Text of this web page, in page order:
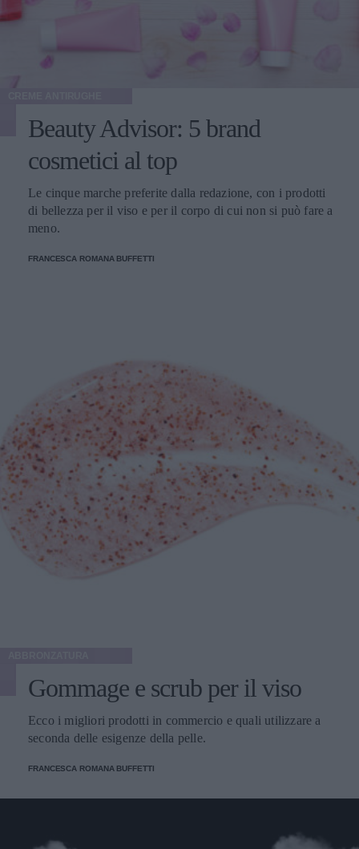
Beauty Advisor: 5 brand
cosmetici al top
Le cinque marche preferite dalla redazione, con i prodotti
di bellezza per il viso e per il corpo di cui non si può fare a
meno.
FRANCESCA ROMANA BUFFETTI
Gommage e scrub per il viso
Ecco i migliori prodotti in commercio e quali utilizzare a
seconda delle esigenze della pelle.
FRANCESCA ROMANA BUFFETTI